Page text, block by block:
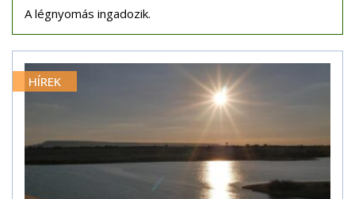
A légnyomás ingadozik.
HÍREK